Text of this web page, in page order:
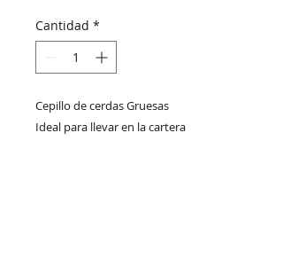
Cantidad *
Cepillo de cerdas Gruesas
Ideal para llevar en la cartera